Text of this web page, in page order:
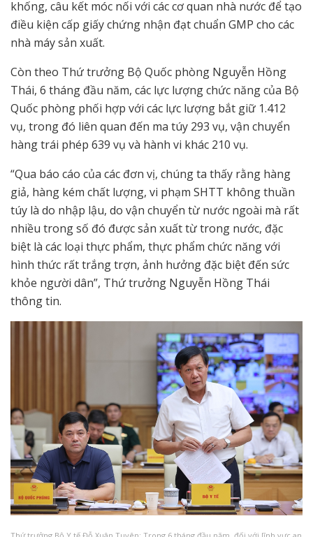
khống, câu kết móc nối với các cơ quan nhà nước để tạo
điều kiện cấp giấy chứng nhận đạt chuẩn GMP cho các
nhà máy sản xuất.
Còn theo Thứ trưởng Bộ Quốc phòng Nguyễn Hồng
Thái, 6 tháng đầu năm, các lực lượng chức năng của Bộ
Quốc phòng phối hợp với các lực lượng bắt giữ 1.412
vụ, trong đó liên quan đến ma túy 293 vụ, vận chuyển
hàng trái phép 639 vụ và hành vi khác 210 vụ.
“Qua báo cáo của các đơn vị, chúng ta thấy rằng hàng
giả, hàng kém chất lượng, vi phạm SHTT không thuần
túy là do nhập lậu, do vận chuyển từ nước ngoài mà rất
nhiều trong số đó được sản xuất từ trong nước, đặc
biệt là các loại thực phẩm, thực phẩm chức năng với
hình thức rất trắng trợn, ảnh hưởng đặc biệt đến sức
khỏe người dân”, Thứ trưởng Nguyễn Hồng Thái
thông tin.